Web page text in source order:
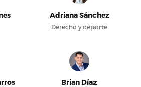
Adriana Sánchez
Derecho y deporte
Brian Díaz